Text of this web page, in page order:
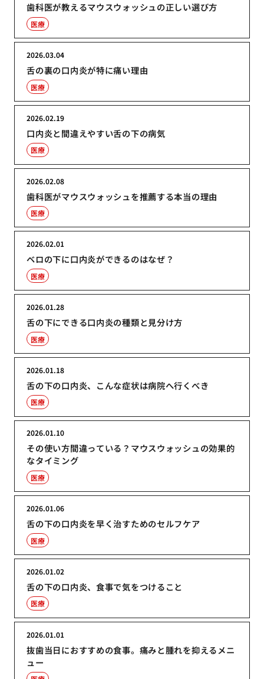
歯科医が教えるマウスウォッシュの正しい選び方
医療
舌の裏の口内炎が特に痛い理由
2026.03.04
医療
口内炎と間違えやすい舌の下の病気
2026.02.19
医療
歯科医がマウスウォッシュを推薦する本当の理由
2026.02.08
医療
ベロの下に口内炎ができるのはなぜ？
2026.02.01
医療
舌の下にできる口内炎の種類と見分け方
2026.01.28
医療
舌の下の口内炎、こんな症状は病院へ行くべき
2026.01.18
医療
その使い方間違っている？マウスウォッシュの効果的
なタイミング
2026.01.10
医療
舌の下の口内炎を早く治すためのセルフケア
2026.01.06
医療
舌の下の口内炎、食事で気をつけること
2026.01.02
医療
抜歯当日におすすめの食事。痛みと腫れを抑えるメニ
ュー
2026.01.01